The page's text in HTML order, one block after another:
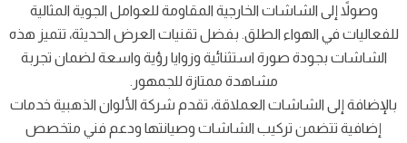
وصولاً إلى الشاشات الخارجية المقاومة للعوامل الجوية المثالية
للفعاليات في الهواء الطلق. بفضل تقنيات العرض الحديثة، تتميز هذه
الشاشات بجودة صورة استثنائية وزوايا رؤية واسعة لضمان تجربة
مشاهدة ممتازة للجمهور.
بالإضافة إلى الشاشات العملاقة، تقدم شركة الألوان الذهبية خدمات
إضافية تتضمن تركيب الشاشات وصيانتها ودعم فني متخصص